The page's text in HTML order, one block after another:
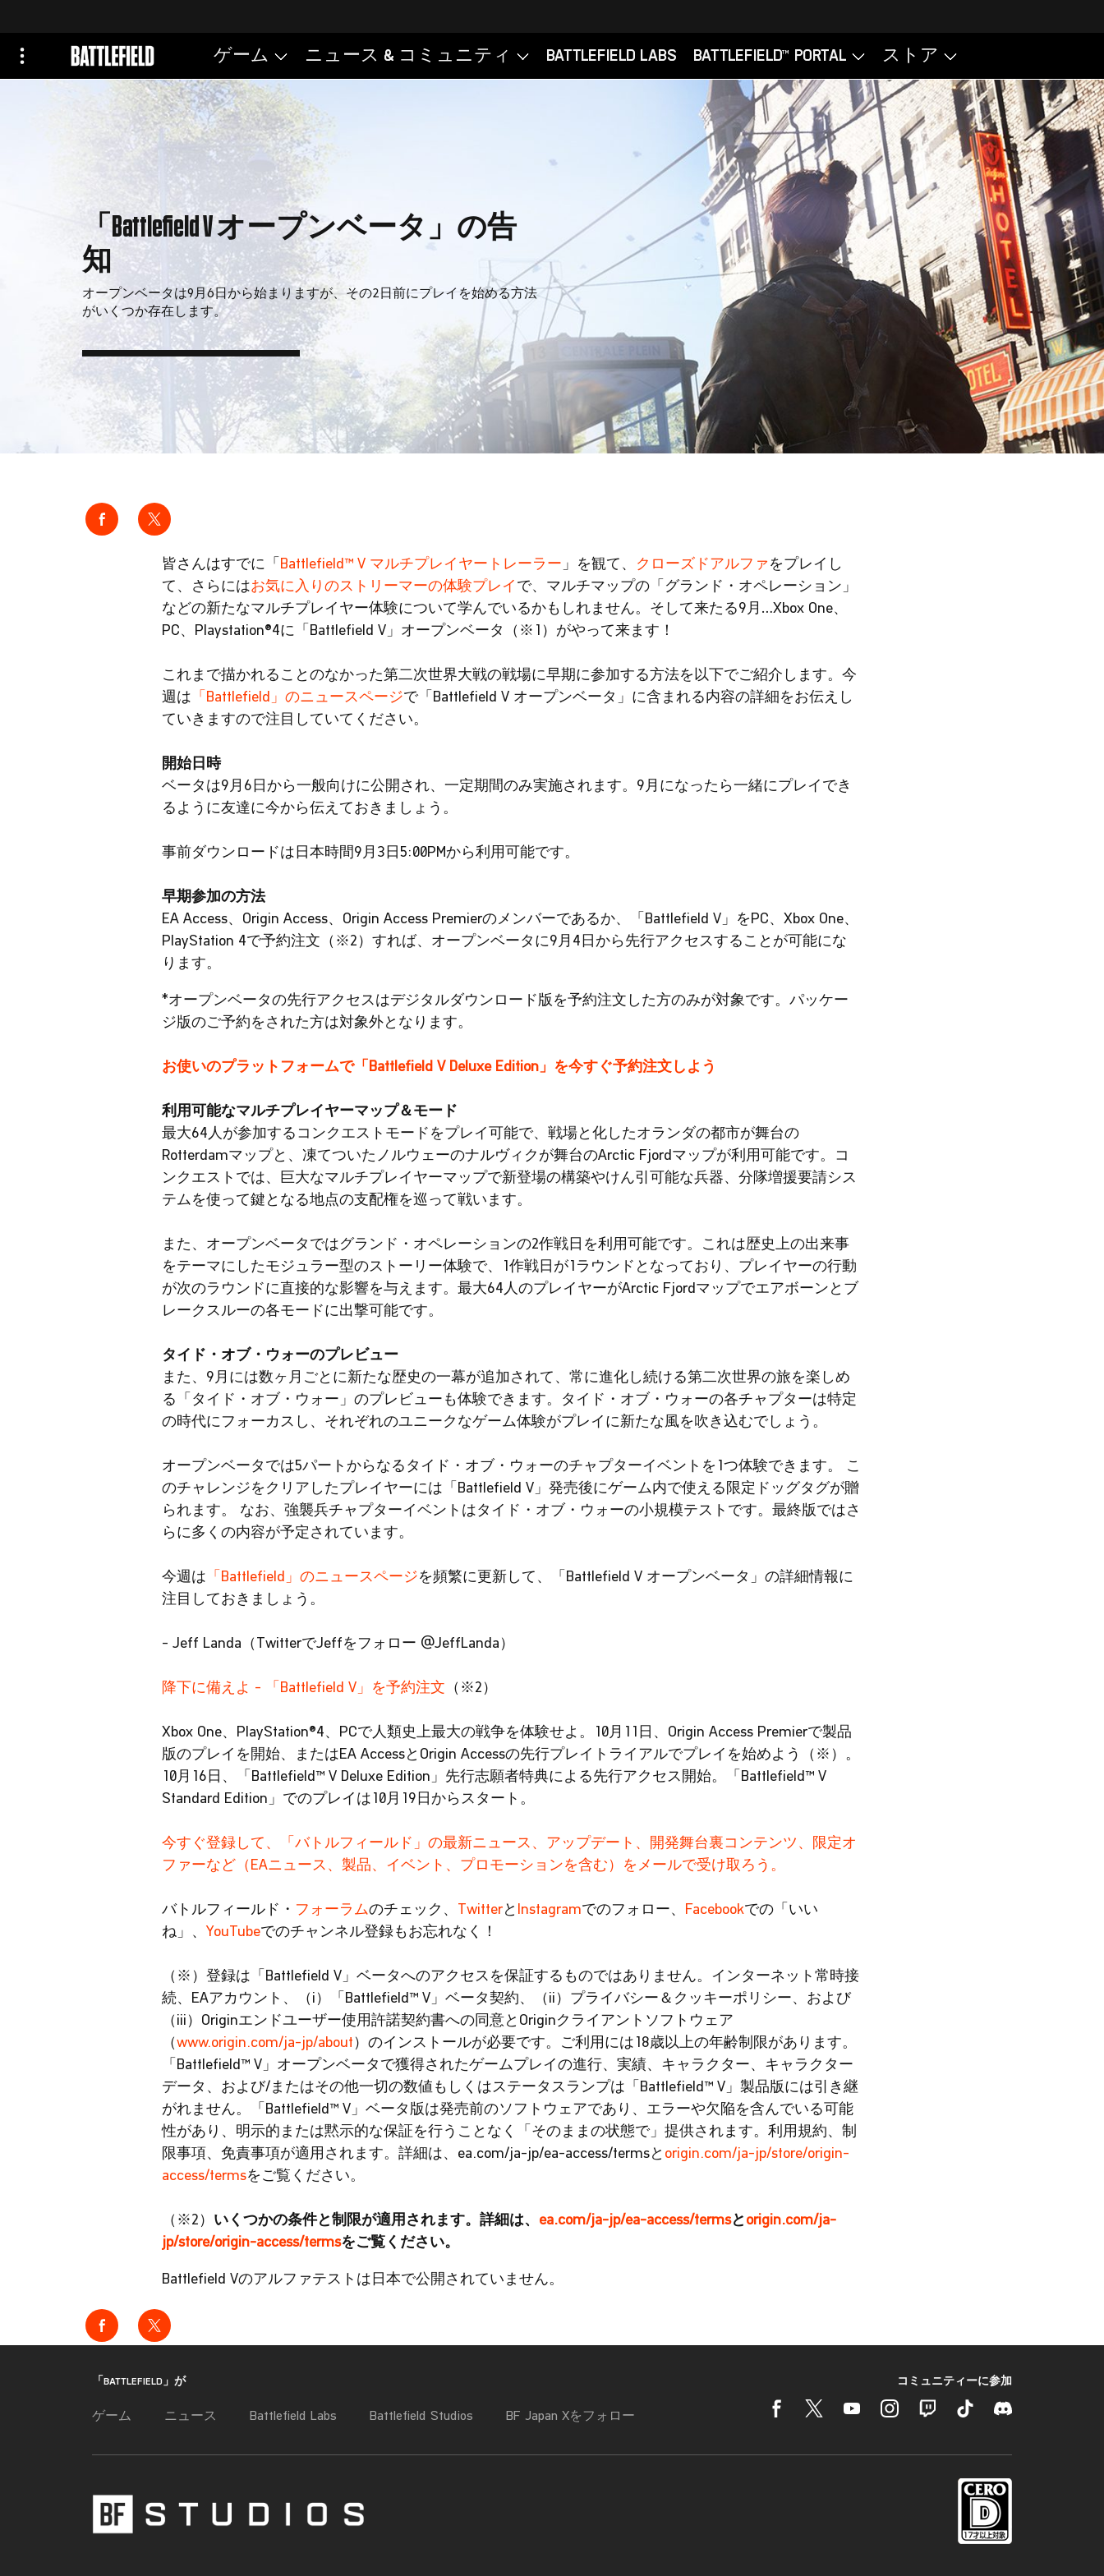
皆さんはすでに「 Battlefield™ V マルチプレイヤートレーラー 」を観て、 クローズドアルファ をプレイし
て、さらにはお気に入りのストリーマーの体験プレイ で、マルチマップの「グランド・オペレーション」
などの新たなマルチプレイヤー体験について学んでいるかもしれません。そして来たる9月…Xbox One、
PC、Playstation®4に「Battlefield V」オープンベータ（※1）がやって来ます！
これまで描かれることのなかった第二次世界大戦の戦場に早期に参加する方法を以下でご紹介します。今
週は 「Battlefield」のニュースページで「Battlefield V オープンベータ」に含まれる内容の詳細をお伝えし
ていきますので注目していてください。
開始日時
ベータは9月6日から一般向けに公開され、一定期間のみ実施されます。9月になったら一緒にプレイでき
るように友達に今から伝えておきましょう。
事前ダウンロードは日本時間9月3日5:00PMから利用可能です。
早期参加の方法
EA Access、Origin Access、Origin Access Premierのメンバーであるか、「Battlefield V」をPC、Xbox One、
PlayStation 4で予約注文（※2）すれば、オープンベータに9月4日から先行アクセスすることが可能にな
ります。
*オープンベータの先行アクセスはデジタルダウンロード版を予約注文した方のみが対象です。パッケー
ジ版のご予約をされた方は対象外となります。
お使いのプラットフォームで「Battlefield V Deluxe Edition」を今すぐ予約注文しよう
利用可能なマルチプレイヤーマップ＆モード
最大64人が参加するコンクエストモードをプレイ可能で、戦場と化したオランダの都市が舞台の
Rotterdamマップと、凍てついたノルウェーのナルヴィクが舞台のArctic Fjordマップが利用可能です。コ
ンクエストでは、巨大なマルチプレイヤーマップで新登場の構築やけん引可能な兵器、分隊増援要請シス
テムを使って鍵となる地点の支配権を巡って戦います。
また、オープンベータではグランド・オペレーションの2作戦日を利用可能です。これは歴史上の出来事
をテーマにしたモジュラー型のストーリー体験で、1作戦日が1ラウンドとなっており、プレイヤーの行動
が次のラウンドに直接的な影響を与えます。最大64人のプレイヤーがArctic Fjordマップでエアボーンとブ
レークスルーの各モードに出撃可能です。
タイド・オブ・ウォーのプレビュー
また、9月には数ヶ月ごとに新たな歴史の一幕が追加されて、常に進化し続ける第二次世界の旅を楽しめ
る「タイド・オブ・ウォー」のプレビューも体験できます。タイド・オブ・ウォーの各チャプターは特定
の時代にフォーカスし、それぞれのユニークなゲーム体験がプレイに新たな風を吹き込むでしょう。
オープンベータでは5パートからなるタイド・オブ・ウォーのチャプターイベントを1つ体験できます。 こ
のチャレンジをクリアしたプレイヤーには「Battlefield V」発売後にゲーム内で使える限定ドッグタグが贈
られます。 なお、強襲兵チャプターイベントはタイド・オブ・ウォーの小規模テストです。最終版ではさ
らに多くの内容が予定されています。
今週は 「Battlefield」のニュースページ を頻繁に更新して、「Battlefield V オープンベータ」の詳細情報に
注目しておきましょう。
- Jeff Landa（TwitterでJeffをフォロー @JeffLanda）
降下に備えよ – 「Battlefield V」を予約注文 （※2）
Xbox One、PlayStation®4、PCで人類史上最大の戦争を体験せよ。10月11日、Origin Access Premierで製品
版のプレイを開始、またはEA AccessとOrigin Accessの先行プレイトライアルでプレイを始めよう（※）。
10月16日、「Battlefield™ V Deluxe Edition」先行志願者特典による先行アクセス開始。「Battlefield™ V
Standard Edition」でのプレイは10月19日からスタート。
今すぐ登録して、「バトルフィールド」の最新ニュース、アップデート、開発舞台裏コンテンツ、限定オ
ファーなど（EAニュース、製品、イベント、プロモーションを含む）をメールで受け取ろう。
バトルフィールド・ フォーラムのチェック、 Twitter と Instagramでのフォロー、 Facebookでの「いい
ね」、 YouTubeでのチャンネル登録もお忘れなく！
（※）登録は「Battlefield V」ベータへのアクセスを保証するものではありません。インターネット常時接
続、EAアカウント、（i）「Battlefield™ V」ベータ契約、（ii）プライバシー＆クッキーポリシー、および
（iii）Originエンドユーザー使用許諾契約書への同意とOriginクライアントソフトウェア
（www.origin.com/ja-jp/about ）のインストールが必要です。ご利用には18歳以上の年齢制限があります。
「Battlefield™ V」オープンベータで獲得されたゲームプレイの進行、実績、キャラクター、キャラクター
データ、および/またはその他一切の数値もしくはステータスランプは「Battlefield™ V」製品版には引き継
がれません。「Battlefield™ V」ベータ版は発売前のソフトウェアであり、エラーや欠陥を含んでいる可能
性があり、明示的または黙示的な保証を行うことなく「そのままの状態で」提供されます。利用規約、制
限事項、免責事項が適用されます。詳細は、ea.com/ja-jp/ea-access/termsと origin.com/ja-jp/store/origin-
access/termsをご覧ください。
（※2） いくつかの条件と制限が適用されます。詳細は、 ea.com/ja-jp/ea-access/termsと origin.com/ja-
jp/store/origin-access/termsをご覧ください。
Battlefield Vのアルファテストは日本で公開されていません。